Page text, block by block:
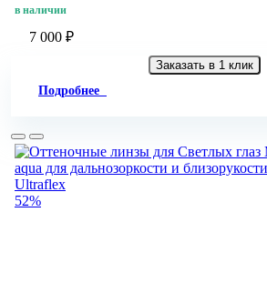
в наличии
7 000 ₽
Заказать в 1 клик
Подробнее
52%